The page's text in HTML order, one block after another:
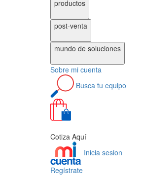
productos
post-venta
mundo de soluciones
Sobre mi cuenta
Busca tu equipo
Cotiza Aquí
Inicia sesion
Regístrate